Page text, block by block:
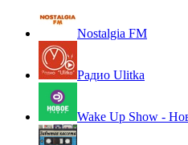
Nostalgia FM
Радио Ulitka
Wake Up Show -